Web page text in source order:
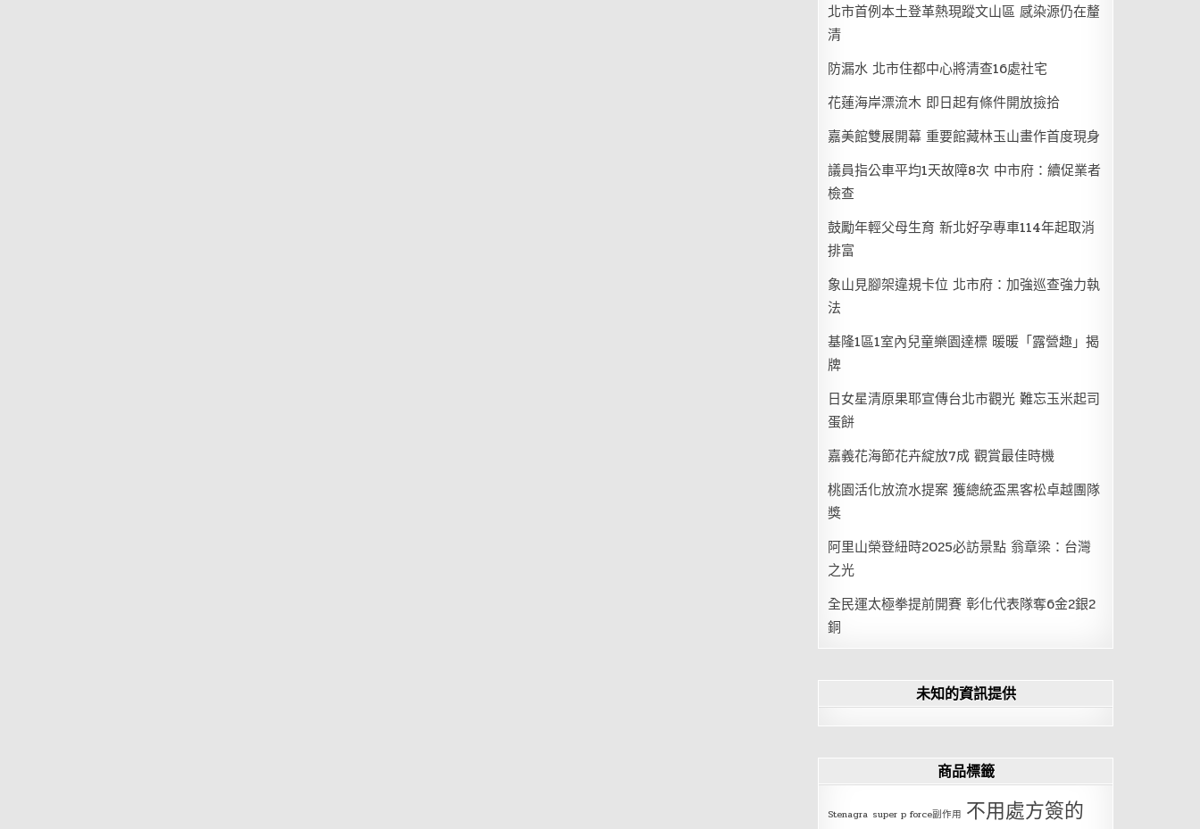
北市首例本土登革熱現蹤文山區 感染源仍在釐
清
防漏水 北市住都中心將清查16處社宅
花蓮海岸漂流木 即日起有條件開放撿拾
嘉美館雙展開幕 重要館藏林玉山畫作首度現身
議員指公車平均1天故障8次 中市府：續促業者
檢查
鼓勵年輕父母生育 新北好孕專車114年起取消
排富
象山見腳架違規卡位 北市府：加強巡查強力執
法
基隆1區1室內兒童樂園達標 暖暖「露營趣」揭
牌
日女星清原果耶宣傳台北市觀光 難忘玉米起司
蛋餅
嘉義花海節花卉綻放7成 觀賞最佳時機
桃園活化放流水提案 獲總統盃黑客松卓越團隊
獎
阿里山榮登紐時2025必訪景點 翁章梁：台灣
之光
全民運太極拳提前開賽 彰化代表隊奪6金2銀2
銅
未知的資訊提供
商品標籤
Stenagra super p force副作用 不用處方簽的